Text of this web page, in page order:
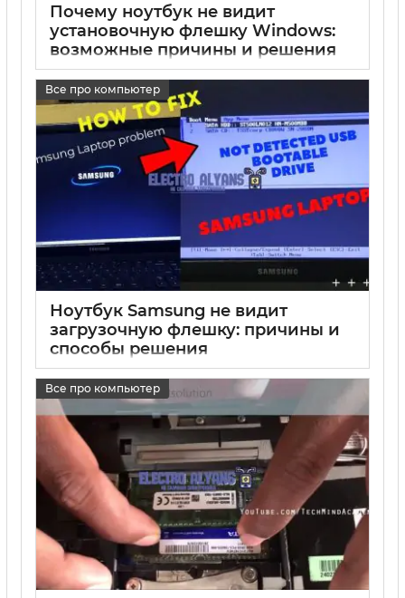
Почему ноутбук не видит
установочную флешку Windows:
возможные причины и решения
Все про компьютер
Ноутбук Samsung не видит
загрузочную флешку: причины и
способы решения
Все про компьютер